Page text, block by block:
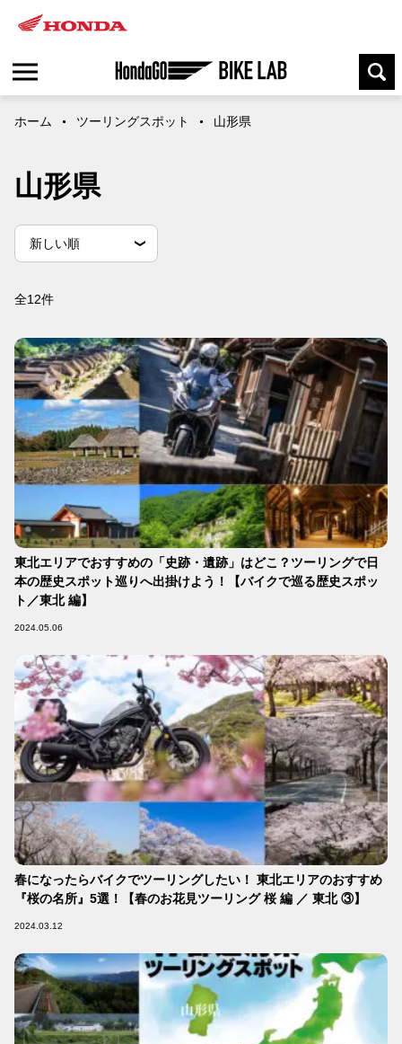
ホーム ツーリングスポット 山形県
山形県
並
替
条
並べ替え条件
新しい順
全12件
東北エリアでおすすめの「史跡・遺跡」はどこ？ツーリングで日
本の歴史スポット巡りへ出掛けよう！【バイクで巡る歴史スポッ
ト／東北 編】
2024.05.06
春になったらバイクでツーリングしたい！ 東北エリアのおすすめ
『桜の名所』5選！【春のお花見ツーリング 桜 編 ／ 東北 ③】
2024.03.12